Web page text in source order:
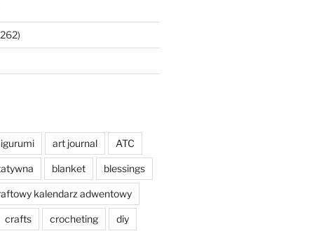
art journal ATC
blanket blessings
kalendarz adwentowy
crafts crocheting diy